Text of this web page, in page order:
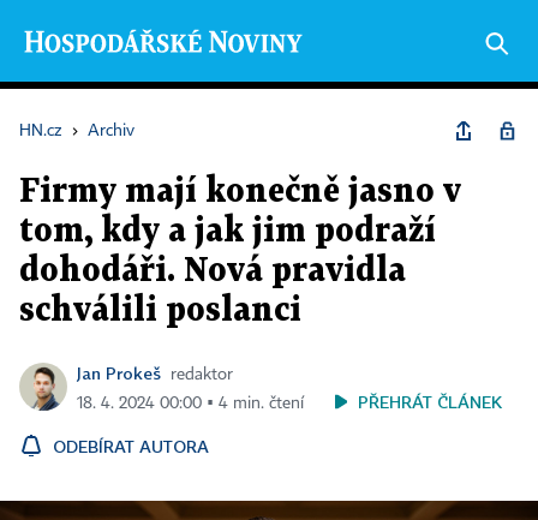
HN.cz › Archiv
Firmy mají konečně jasno v
tom, kdy a jak jim podraží
dohodáři. Nová pravidla
schválili poslanci
Jan Prokeš
redaktor
18. 4. 2024 00:00 ▪ 4 min. čtení
PŘEHRÁT ČLÁNEK
ODEBÍRAT AUTORA